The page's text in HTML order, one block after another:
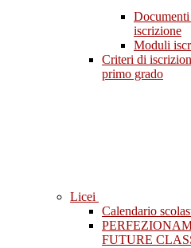
iscrizione
Moduli
Criteri di
primo grado
Licei
Calendario
FUTURE